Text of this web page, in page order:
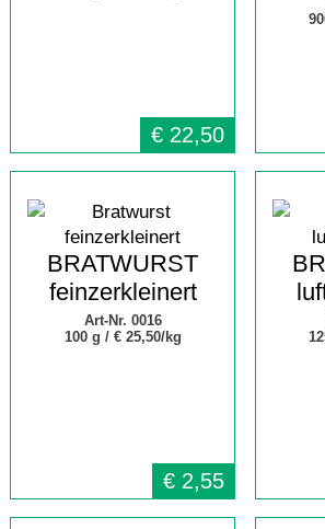
€ 22,50
BRATWURST
feinzerkleinert
Art-Nr. 0016
100 g / € 25,50/kg
€ 2,55